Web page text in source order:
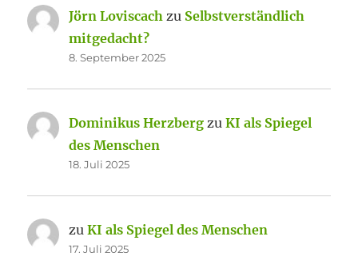
Jörn Loviscach zu Selbstverständlich
mitgedacht?
8. September 2025
Dominikus Herzberg zuKI als Spiegel
des Menschen
18. Juli 2025
zuKI als Spiegel des Menschen
17. Juli 2025